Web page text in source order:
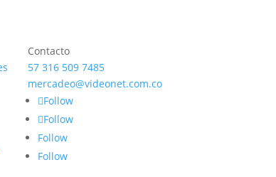
Contacto
57 316 509 7485
mercadeo@videonet.com.co
Follow
Follow
Follow
Follow